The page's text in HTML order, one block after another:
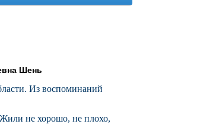
Шень
Из воспоминаний
Жили не хорошо, не плохо,